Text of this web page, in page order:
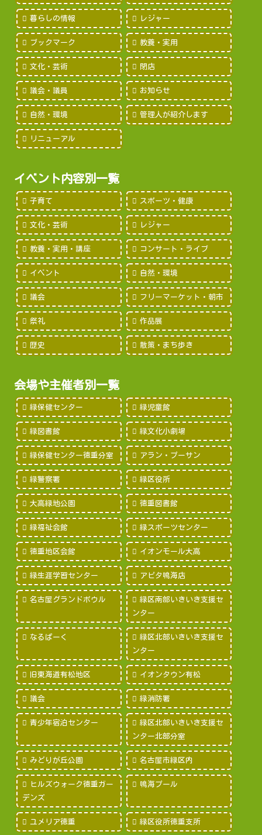
暮らしの情報 レジャー
ブックマーク 教養・実用
文化・芸術 閉店
議会・議員 お知らせ
自然・環境 管理人が紹介します
リニューアル
イベント内容別一覧
子育て スポーツ・健康
文化・芸術 レジャー
教養・実用・講座 コンサート・ライブ
イベント 自然・環境
議会 フリーマーケット・朝市
祭礼 作品展
歴史 散策・まち歩き
会場や主催者別一覧
緑保健センター 緑児童館
緑図書館 緑文化小劇場
緑保健センター徳重分室 アラン・プーサン
緑警察署 緑区役所
大高緑地公園 徳重図書館
緑福祉会館 緑スポーツセンター
徳重地区会館 イオンモール大高
緑生涯学習センター アピタ鳴海店
名古屋グランドボウル
緑区南部いきいき支援セ
ンター
なるぱーく
緑区北部いきいき支援セ
ンター
旧東海道有松地区 イオンタウン有松
議会 緑消防署
青少年宿泊センター
緑区北部いきいき支援セ
ンター北部分室
みどりが丘公園 名古屋市緑区内
ヒルズウォーク徳重ガー
デンズ
鳴海プール
ユメリア徳重 緑区役所徳重支所